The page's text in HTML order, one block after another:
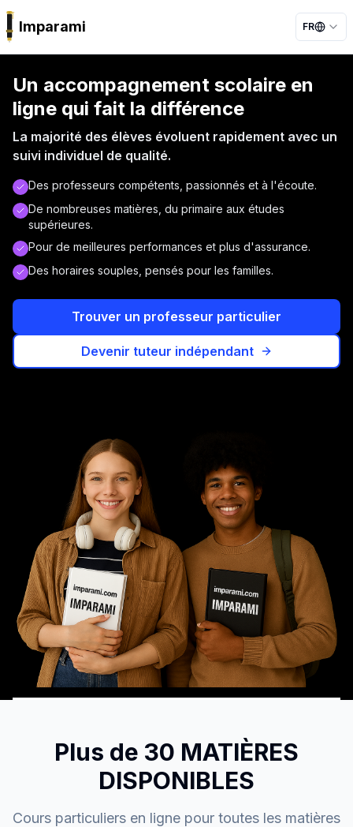
Imparami FR
Un accompagnement scolaire en
ligne qui fait la différence
La majorité des élèves évoluent rapidement avec un
suivi individuel de qualité.
Des professeurs compétents, passionnés et à l'écoute.
De nombreuses matières, du primaire aux études
supérieures.
Pour de meilleures performances et plus d'assurance.
Des horaires souples, pensés pour les familles.
Trouver un professeur particulier
Devenir tuteur indépendant
Plus de 30 MATIÈRES
DISPONIBLES
Cours particuliers en ligne pour toutes les matières